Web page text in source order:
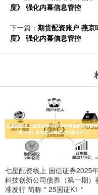
度》 强化内幕信息管控
下一篇： 期货配资账户 燕京
度》 强化内幕信息管控
七星配资线上 国信证券2025
科技创新公司债券（第一期）
准发行 简称＂25国证K1＂